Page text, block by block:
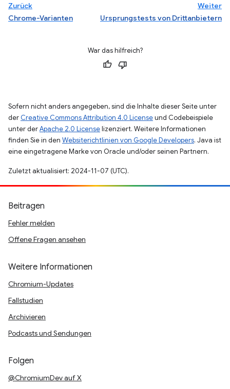
Zurück
Chrome-Varianten
Weiter
Ursprungstests von Drittanbietern
War das hilfreich?
Sofern nicht anders angegeben, sind die Inhalte dieser Seite unter
der Creative Commons Attribution 4.0 Licenseund Codebeispiele
unter derApache 2.0 Licenselizenziert. Weitere Informationen
finden Sie in den Websiterichtlinien von Google Developers. Java ist
eine eingetragene Marke von Oracle und/oder seinen Partnern.
Zuletzt aktualisiert: 2024-11-07 (UTC).
Beitragen
Fehler melden
Offene Fragen ansehen
Weitere Informationen
Chromium-Updates
Fallstudien
Archivieren
Podcasts und Sendungen
Folgen
@ChromiumDev auf X